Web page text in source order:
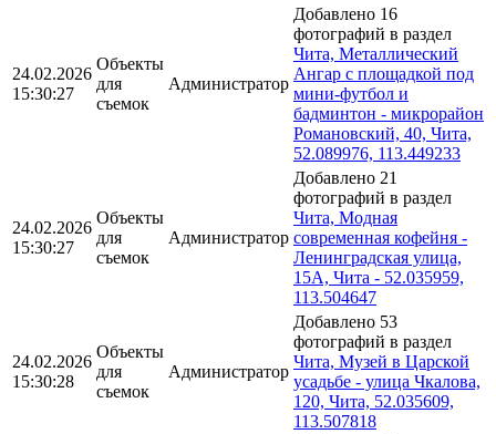
24.02.2026
15:30:27
Объекты
для
съемок
Администратор
Добавлено 16
фотографий в раздел
Чита, Металлический
Ангар с площадкой под
мини-футбол и
бадминтон - микрорайон
Романовский, 40, Чита,
52.089976, 113.449233
24.02.2026
15:30:27
Объекты
для
съемок
Администратор
Добавлено 21
фотографий в раздел
Чита, Модная
современная кофейня -
Ленинградская улица,
15А, Чита - 52.035959,
113.504647
24.02.2026
15:30:28
Объекты
для
съемок
Администратор
Добавлено 53
фотографий в раздел
Чита, Музей в Царской
усадьбе - улица Чкалова,
120, Чита, 52.035609,
113.507818